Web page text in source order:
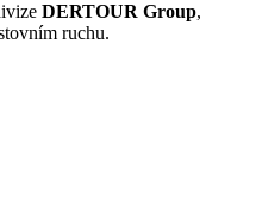
aquapark se skluzavkami,
DERTOUR Group,
ruchu.